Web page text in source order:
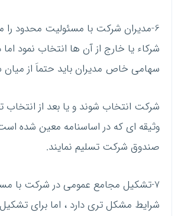
6-مدیران شرکت با مسئولیت محدود را
شرکاء یا خارج از آن ها انتخاب نمود
سهامی خاص مدیران باید حتماَ از میان
شرکت انتخاب شوند و یا بعد از انتخاب
وثیقه ای که در اساسنامه معین شده
صندوق شرکت تسلیم نمایند.
7-تشکیل مجامع عمومی در شرکت با
شرایط مشکل تری دارد ، اما برای